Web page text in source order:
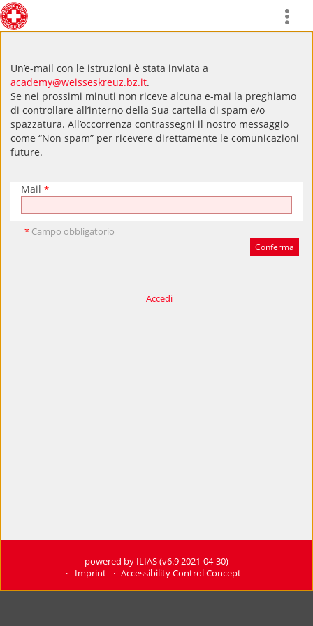
Un’e-mail con le istruzioni è stata inviata a
academy@weisseskreuz.bz.it.
Se nei prossimi minuti non riceve alcuna e-mai la preghiamo
di controllare all’interno della Sua cartella di spam e/o
spazzatura. All’occorrenza contrassegni il nostro messaggio
come “Non spam” per ricevere direttamente le comunicazioni
future.
Mail *
* Campo obbligatorio
Accedi
powered by ILIAS (v6.9 2021-04-30)
Imprint
Accessibility Control Concept